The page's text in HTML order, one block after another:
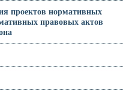
проектов нормативных
правовых актов